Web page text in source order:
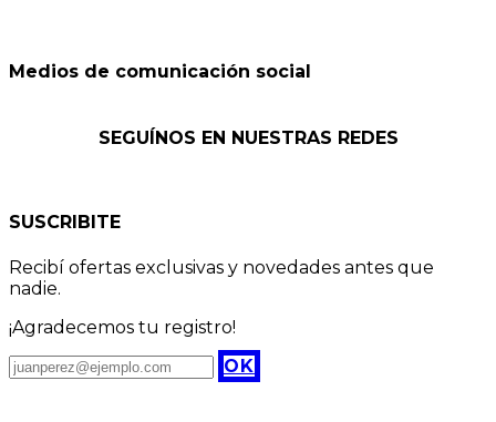
Medios de comunicación social
SEGUÍNOS EN NUESTRAS REDES
SUSCRIBITE
Recibí ofertas exclusivas y novedades antes que
nadie.
¡Agradecemos tu registro!
OK